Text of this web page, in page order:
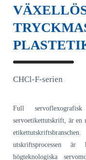
CHCl-F-serien
Full
servoetikettutskrift, är en
utskriftsprocessen
högteknologiska